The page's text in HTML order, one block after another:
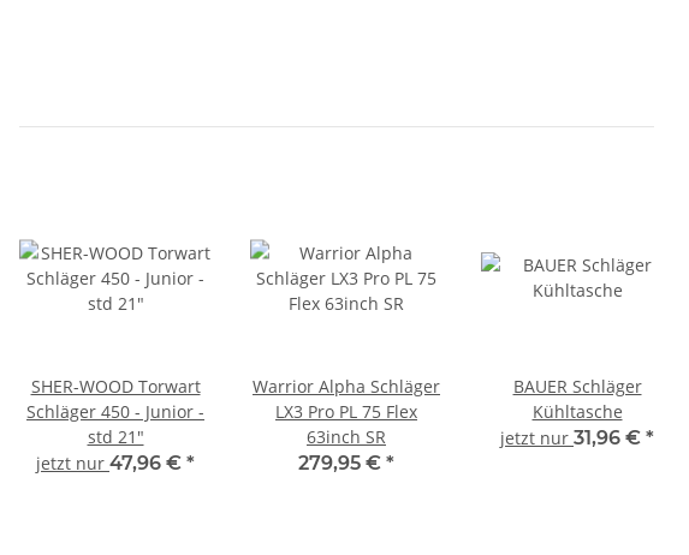
SHER-WOOD Torwart
Schläger 450 - Junior -
std 21"
jetzt nur 47,96 € *
Warrior Alpha Schläger
LX3 Pro PL 75 Flex
63inch SR
279,95 € *
BAUER Schläger
Kühltasche
jetzt nur 31,96 € *